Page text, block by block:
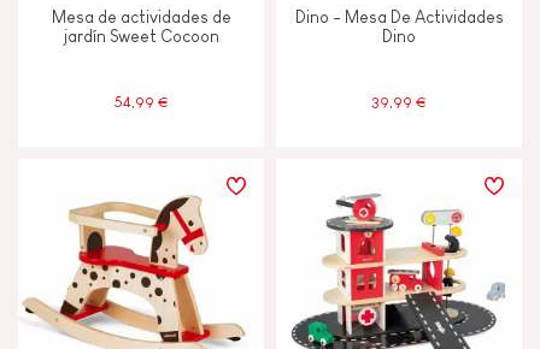
Mesa de actividades de
jardín Sweet Cocoon
54,99 €
Dino - Mesa De Actividades
Dino
39,99 €